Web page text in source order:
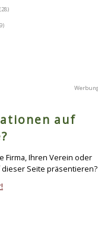
(28)
auf
Firma, Ihren Verein oder
Seite präsentieren?